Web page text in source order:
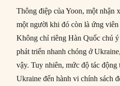
Thông điệp của Yoon, một nhận
một người khi đó còn là ứng
Không chỉ riêng Hàn Quốc chú
phát triển nhanh chóng ở
vậy. Tuy nhiên, mức độ tác
Ukraine đến hành vi chính sách